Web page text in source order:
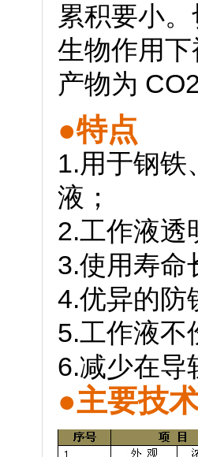
累积要小
生物作用
产物为
●特点
1.用于钢铁
液；
2.工作液透
3.使用寿命
4.优异的防
5.工作液不
6.减少在导
●主要技